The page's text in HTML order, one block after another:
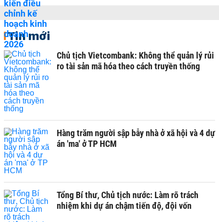
Tin mới
Chủ tịch Vietcombank: Không thể quản lý rủi
ro tài sản mã hóa theo cách truyền thống
Hàng trăm người sập bẫy nhà ở xã hội và 4 dự
án 'ma' ở TP HCM
Tổng Bí thư, Chủ tịch nước: Làm rõ trách
nhiệm khi dự án chậm tiến độ, đội vốn